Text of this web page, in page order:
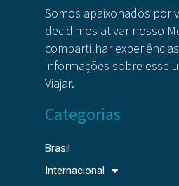
Somos apaixonados por
decidimos ativar nosso
compartilhar
informações sobre esse
Viajar.
Categorias
Brasil
Internacional